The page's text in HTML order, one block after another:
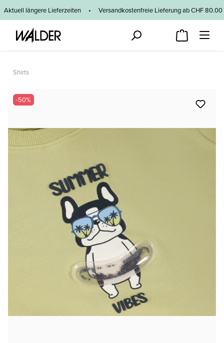
Zum Hauptinhalt springen
Aktuell längere Lieferzeiten • Versandkostenfreie Lieferung ab CHF
Shirts
Bildergalerie überspringen
-50%